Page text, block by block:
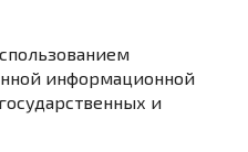
информационной
и